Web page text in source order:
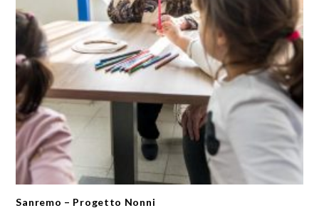
Sanremo – Progetto Nonni